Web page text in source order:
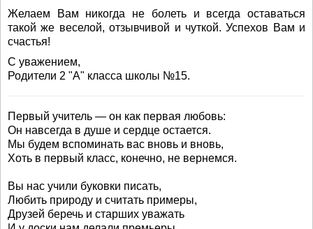
Желаем Вам никогда не болеть и всегда оставаться
такой же веселой, отзывчивой и чуткой. Успехов Вам и
счастья!
С уважением,
Родители 2 "А" класса школы №15.
Первый учитель — он как первая любовь:
Он навсегда в душе и сердце остается.
Мы будем вспоминать вас вновь и вновь,
Хоть в первый класс, конечно, не вернемся.
Вы нас учили буковки писать,
Любить природу и считать примеры,
Друзей беречь и старших уважать